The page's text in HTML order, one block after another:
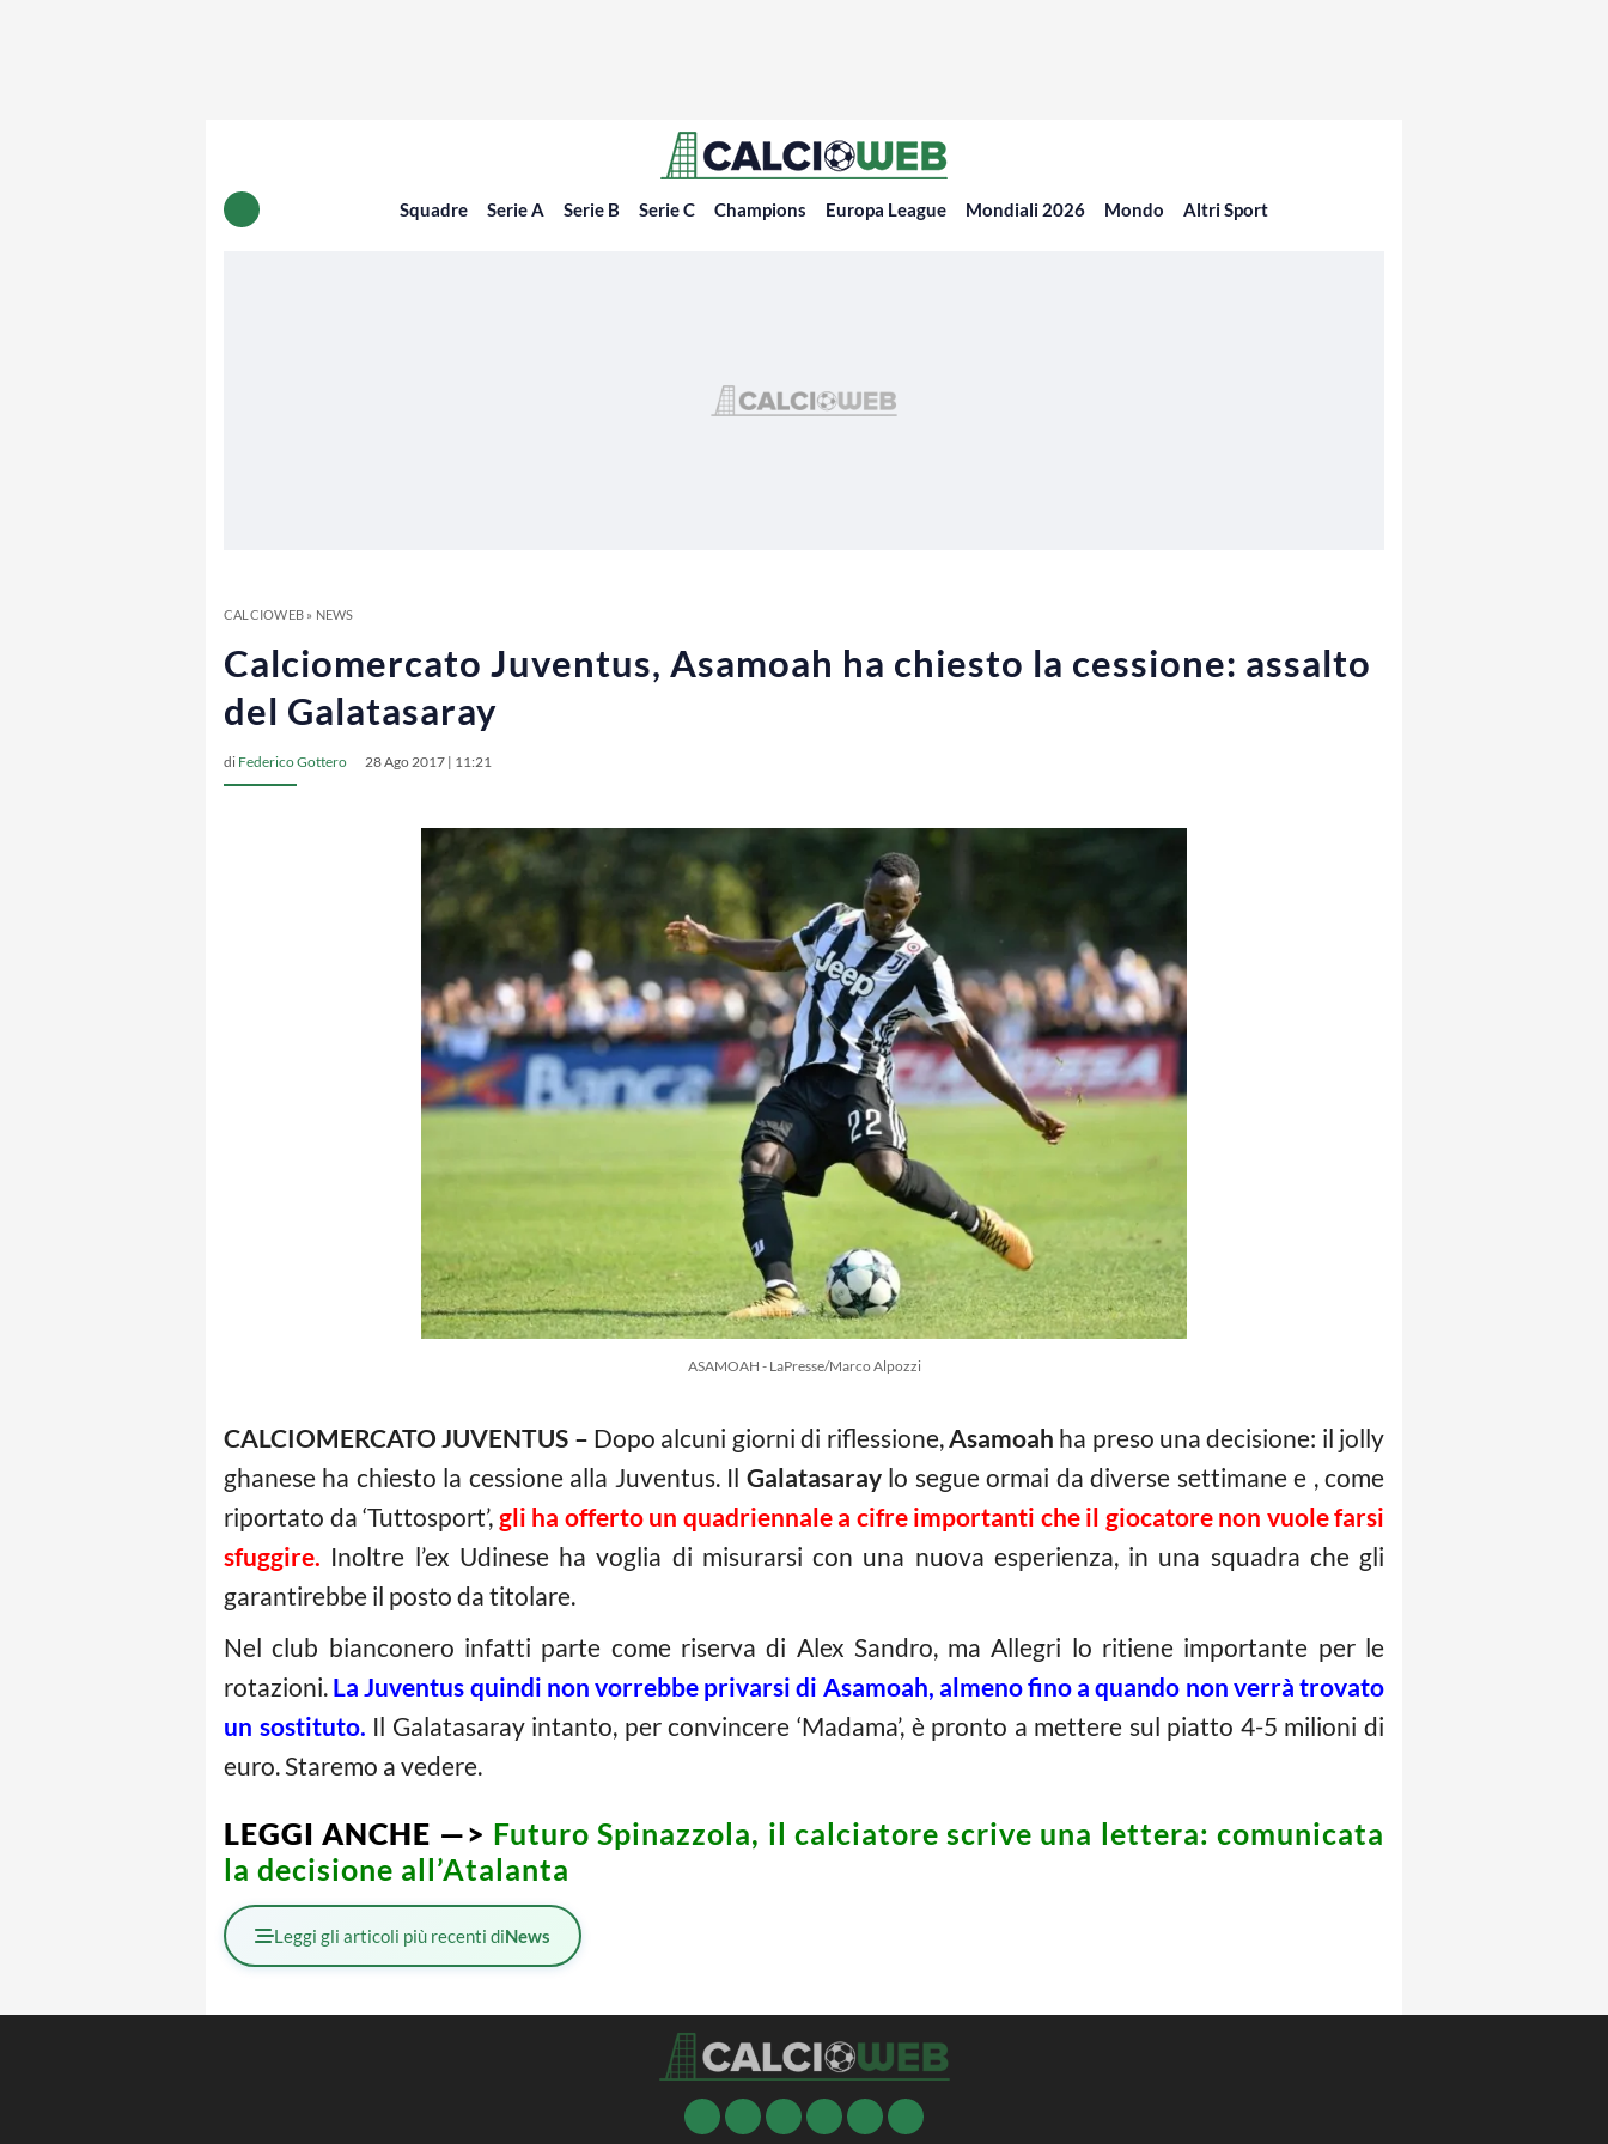
Squadre Serie A Serie B Serie C Champions Europa League Mondiali 2026 Mondo Altri Sport
CALCIOWEB» NEWS
Calciomercato Juventus, Asamoah ha chiesto la cessione: assalto
del Galatasaray
di Federico Gottero 28 Ago 2017 | 11:21
ASAMOAH - LaPresse/Marco Alpozzi
CALCIOMERCATO JUVENTUS – Dopo alcuni giorni di riflessione,Asamoah ha preso una decisione: il jolly
ghanese ha chiesto la cessione alla Juventus. Il Galatasaraylo segue ormai da diverse settimane e , come
riportato da ‘Tuttosport’, gli ha offerto un quadriennale a cifre importanti che il giocatore non vuole farsi
sfuggire. Inoltre l’ex Udinese ha voglia di misurarsi con una nuova esperienza, in una squadra che gli
garantirebbe il posto da titolare.
Nel club bianconero infatti parte come riserva di Alex Sandro, ma Allegri lo ritiene importante per le
rotazioni. La Juventus quindi non vorrebbe privarsi di Asamoah, almeno fino a quando non verrà trovato
un sostituto. Il Galatasaray intanto, per convincere ‘Madama’, è pronto a mettere sul piatto 4-5 milioni di
euro. Staremo a vedere.
LEGGI ANCHE —> Futuro Spinazzola, il calciatore scrive una lettera: comunicata
la decisione all’Atalanta
Leggi gli articoli più recenti diNews